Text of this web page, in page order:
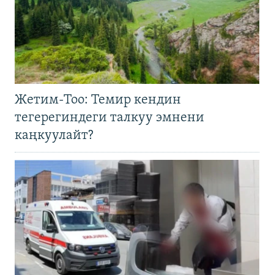
Жетим-Тоо: Темир кендин
тегерегиндеги талкуу эмнени
каңкуулайт?